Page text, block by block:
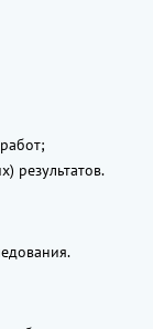
результатов.